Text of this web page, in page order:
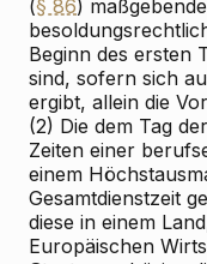
(§ 86)
Beginn des ersten
sind, sofern sich
ergibt, allein die
(2) Die dem Tag
Zeiten einer
einem
Gesamtdienstzeit
diese in einem
Europäischen